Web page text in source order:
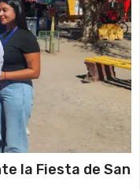
la Fiesta de San